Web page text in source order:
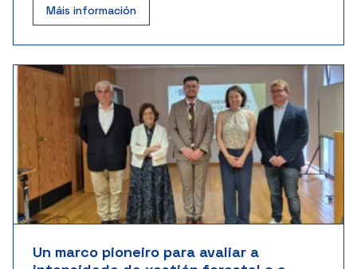
Máis información
Un marco pioneiro para avaliar a